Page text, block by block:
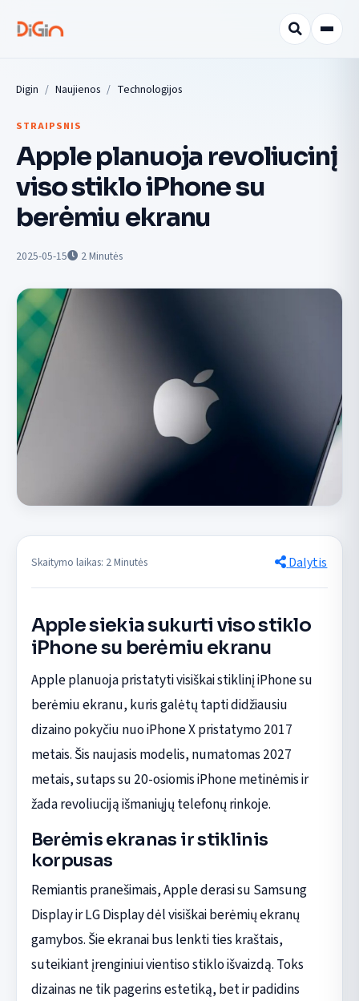
Digin Naujienos Technologijos
STRAIPSNIS
Apple planuoja revoliucinį
viso stiklo iPhone su
berėmiu ekranu
2025-05-15 2Minutės
Skaitymo laikas: 2 Minutės Dalytis
Apple siekia sukurti viso stiklo
iPhone su berėmiu ekranu
Apple planuoja pristatyti visiškai stiklinį iPhone su
berėmiu ekranu, kuris galėtų tapti didžiausiu
dizaino pokyčiu nuo iPhone X pristatymo 2017
metais. Šis naujasis modelis, numatomas 2027
metais, sutaps su 20-osiomis iPhone metinėmis ir
žada revoliuciją išmaniųjų telefonų rinkoje.
Berėmis ekranas ir stiklinis
korpusas
Remiantis pranešimais, Apple derasi su Samsung
Display ir LG Display dėl visiškai berėmių ekranų
gamybos. Šie ekranai bus lenkti ties kraštais,
suteikiant įrenginiui vientiso stiklo išvaizdą. Toks
dizainas ne tik pagerins estetiką, bet ir padidins